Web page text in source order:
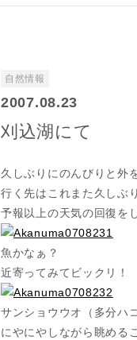
自然情報
2007.08.23
刈込湖にて
久しぶりにのんびりと外
行く先はこれまた久しぶ
予報以上の天気の回復を
魚かなぁ？
近寄ってみてビックリ！
サンショウウオ（多分ハ
にやにやしながら眺める